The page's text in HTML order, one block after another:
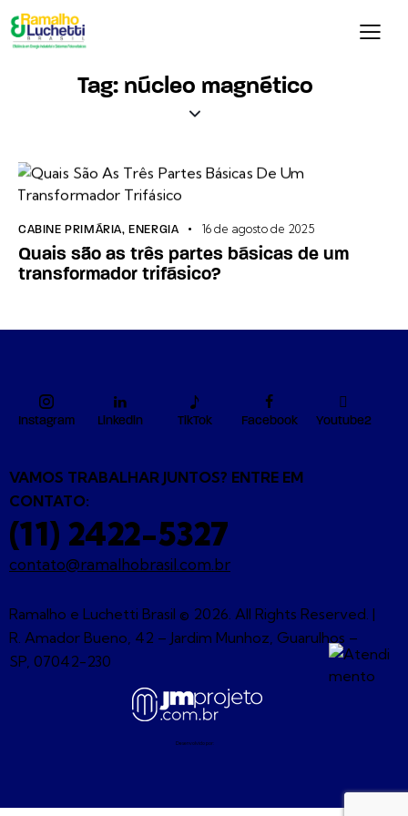
Tag: núcleo magnético
CABINE PRIMÁRIA,ENERGIA 16 de agosto de 2025
Quais são as três partes básicas de um
transformador trifásico?
Instagram Linkedin TikTok Facebook Youtube2
VAMOS TRABALHAR JUNTOS? ENTRE EM
CONTATO:
(11) 2422-5327
contato@ramalhobrasil.com.br
Ramalho e Luchetti Brasil © 2026. All Rights Reserved. |
R. Amador Bueno, 42 – Jardim Munhoz, Guarulhos –
SP, 07042-230
Desenvolvido por: